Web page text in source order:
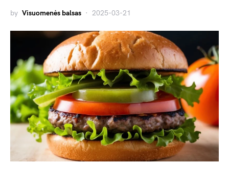
by Visuomenės balsas 2025-03-21